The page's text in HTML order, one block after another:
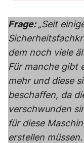
Frage:„Seit
dem noch viele
Für manche gibt
mehr und diese
beschaffen, da
verschwunden
für diese
erstellen